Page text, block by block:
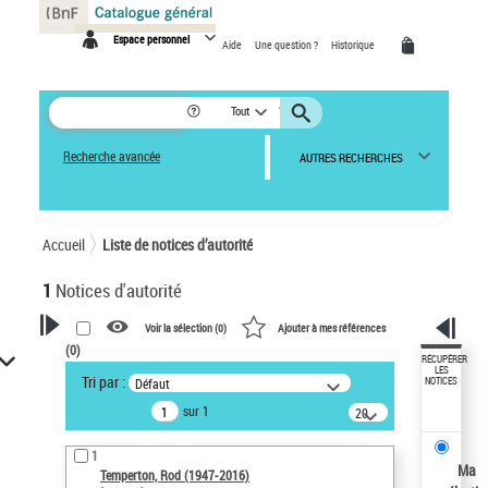
Espace personnel Aide Une question ? Historique
Tout
Recherche avancée AUTRES RECHERCHES
Accueil Liste de notices d’autorité
1 Notices d'autorité
VOTRE RECHERCHE
Recherche avancée dans les
notices d’autorité
Œuvres liées à l'auteur :
Temperton, Rod (1947-2016)
Voir la sélection (0) Ajouter à mes références
(0)
Tri par : Défaut
sur 1
20
résultats/page
1
Temperton, Rod (1947-2016)
RÉCUPÉRER
LES
NOTICES
Ma
Panneau de gestion des cookies